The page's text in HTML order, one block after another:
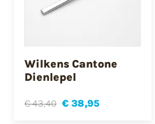
Wilkens Cantone
Dienlepel
€ 43,40 € 38,95